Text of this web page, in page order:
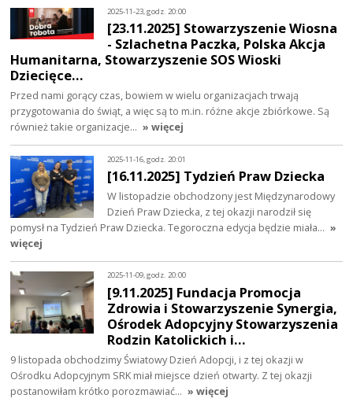
2025-11-23, godz. 20:00
[23.11.2025] Stowarzyszenie Wiosna
- Szlachetna Paczka, Polska Akcja
Humanitarna, Stowarzyszenie SOS Wioski
Dziecięce…
Przed nami gorący czas, bowiem w wielu organizacjach trwają
przygotowania do świąt, a więc są to m.in. różne akcje zbiórkowe. Są
również takie organizacje… » więcej
2025-11-16, godz. 20:01
[16.11.2025] Tydzień Praw Dziecka
W listopadzie obchodzony jest Międzynarodowy
Dzień Praw Dziecka, z tej okazji narodził się
pomysł na Tydzień Praw Dziecka. Tegoroczna edycja będzie miała… »
więcej
2025-11-09, godz. 20:00
[9.11.2025] Fundacja Promocja
Zdrowia i Stowarzyszenie Synergia,
Ośrodek Adopcyjny Stowarzyszenia
Rodzin Katolickich i…
9 listopada obchodzimy Światowy Dzień Adopcji, i z tej okazji w
Ośrodku Adopcyjnym SRK miał miejsce dzień otwarty. Z tej okazji
postanowiłam krótko porozmawiać… » więcej